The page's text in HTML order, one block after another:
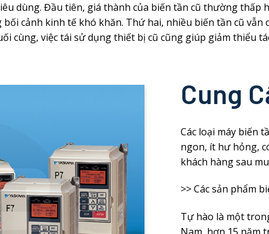
dùng. Đầu tiên, giá thành của biến tần cũ thường
cảnh kinh tế khó khăn. Thứ hai, nhiều biến tần cũ
cùng, việc tái sử dụng thiết bị cũ cũng giúp giảm thiểu
Cung
Các loại máy biến
ngon, ít hư hỏng,
khách hàng sau
>> Các sản phẩm
Tự hào là một